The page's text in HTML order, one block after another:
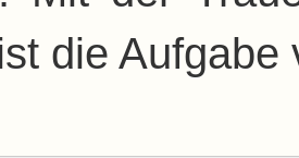
die Aufgabe